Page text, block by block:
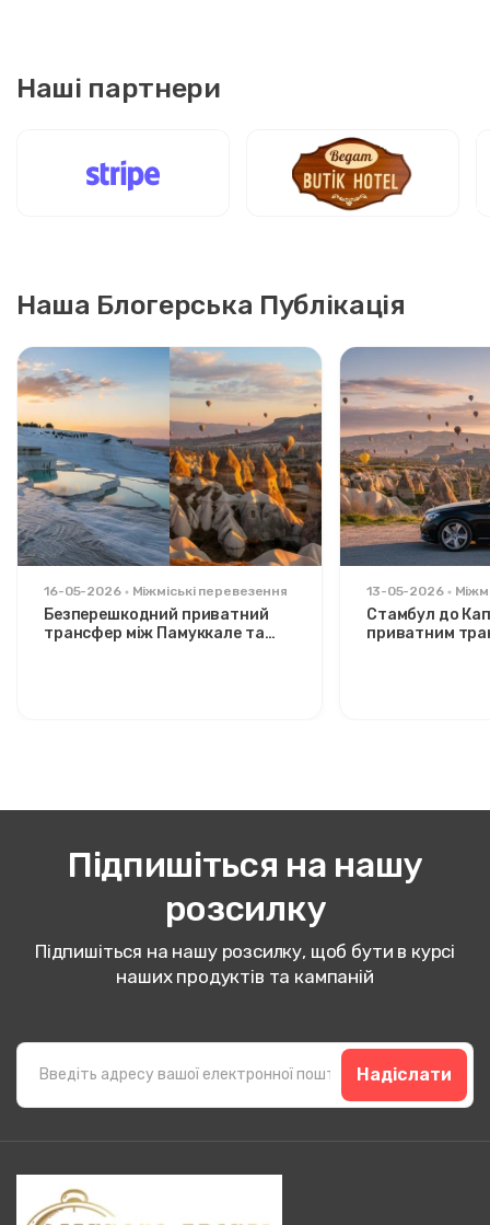
Наші партнери
Наша Блогерська Публікація
16-05-2026 Міжміські перевезення
Безперешкодний приватний
трансфер між Памуккале та
13-05-2026
Стамбул до
приватним
Підпишіться на нашу
розсилку
Підпишіться на нашу розсилку, щоб бути в курсі
наших продуктів та кампаній
Надіслати